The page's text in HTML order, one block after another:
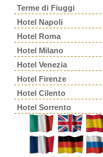
Terme di Fiuggi
Hotel Napoli
Hotel Roma
Hotel Milano
Hotel Venezia
Hotel Firenze
Hotel Cilento
Hotel Sorrento